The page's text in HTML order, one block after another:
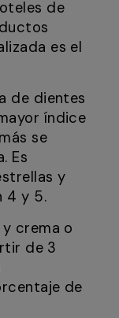
de
es el
de dientes
índice
se
Es
y
4 y 5.
crema o
de 3
de